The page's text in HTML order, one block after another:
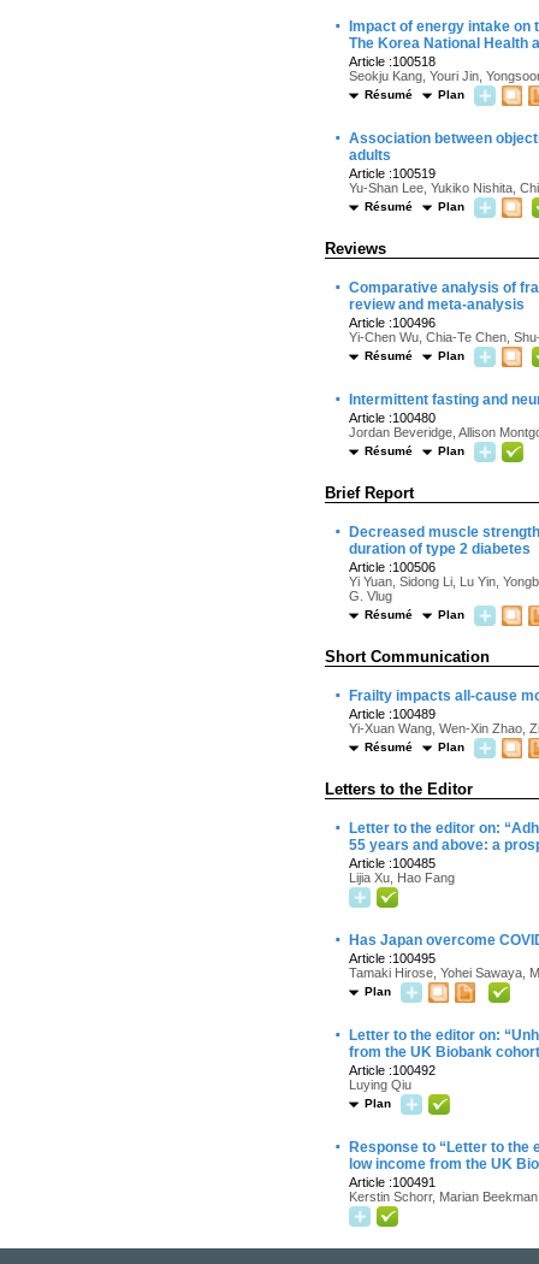
·
Impact of energy intake
The Korea National Health
Article :100518
Seokju Kang, Youri Jin,
Résumé Plan
· Association between
adults
Article :100519
Yu-Shan Lee, Yukiko Nishita,
Résumé Plan
Reviews
· Comparative analysis of
review and meta-analysis
Article :100496
Yi-Chen Wu, Chia-Te Chen,
Résumé Plan
· Intermittent fasting and
Article :100480
Jordan Beveridge, Allison
Résumé Plan
Brief Report
·
Decreased muscle
duration of type 2 diabetes
Article :100506
Yi Yuan, Sidong Li, Lu Yin,
G. Vlug
Résumé Plan
Short Communication
· Frailty impacts all-cause
Article :100489
Yi-Xuan Wang, Wen-Xin Zhao,
Résumé Plan
Letters to the Editor
·
Letter to the editor on:
55 years and above: a
Article :100485
Lijia Xu, Hao Fang
· Has Japan overcome
Article :100495
Tamaki Hirose, Yohei Sawaya,
Plan
·
Letter to the editor on:
from the UK Biobank
Article :100492
Luying Qiu
Plan
·
Response to “Letter to
low income from the UK
Article :100491
Kerstin Schorr, Marian Beekman